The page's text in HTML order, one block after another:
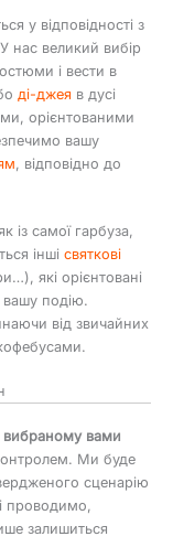
у відповідності з
нас великий вибір
і вести в
ді-джея в дусі
орієнтованими
вашу
, відповідно до
із самої гарбуза,
інші святкові
які орієнтовані
вашу подію.
від звичайних
вибраному вами
Ми буде
сценарію
проводимо,
залишиться